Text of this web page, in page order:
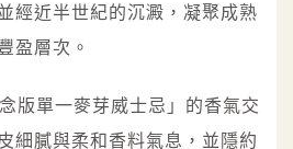
經近半世紀的沉澱，凝聚成熟
盈層次。
版單一麥芽威士忌」的香氣交
細膩與柔和香料氣息，並隱約